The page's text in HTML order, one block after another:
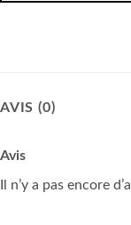
AVIS (0)
Avis
Il n’y a pas encore